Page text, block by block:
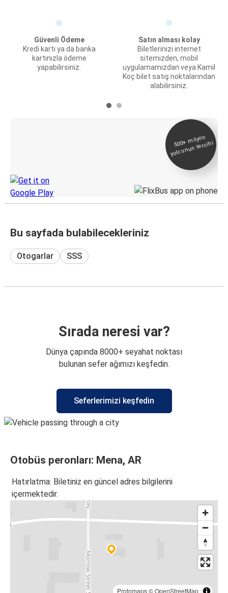
Güvenli Ödeme
Kredi kartı ya da banka
kartınızla ödeme
yapabilirsiniz.
Satın alması kolay
Biletlerinizi internet
sitemizden, mobil
uygulamamızdan veya Kamil
Koç bilet satış noktalarından
alabilirsiniz.
500+
milyon
yolcunun tercihi
Bu sayfada bulabilecekleriniz
Otogarlar SSS
Sırada neresi var?
Dünya çapında 8000+ seyahat noktası
bulunan sefer ağımızı keşfedin.
Seferlerimizi keşfedin
Otobüs peronları: Mena, AR
Hatırlatma: Biletiniz en güncel adres bilgilerini
içermektedir.
Protomaps©OpenStreetMap